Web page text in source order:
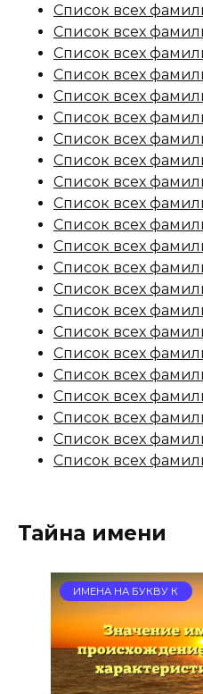
Список всех
Список всех
Список всех
Список всех
Список всех
Список всех
Список всех
Список всех
Список всех
Список всех
Список всех
Список всех
Список всех
Список всех
Список всех
Список всех
Список всех
Список всех
Список всех
Список всех
Список всех
Список всех
Тайна имени
ИМЕНА НА БУКВУ К